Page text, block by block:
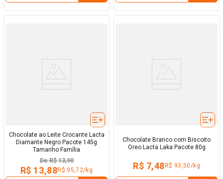
Chocolate ao Leite Crocante Lacta
Diamante Negro Pacote 145g
Tamanho Família
De R$ 13,90
R$ 13,88R$ 95,72/kg
Chocolate Branco com Biscoito
Oreo Lacta Laka Pacote 80g
R$ 7,48 R$ 93,50/kg